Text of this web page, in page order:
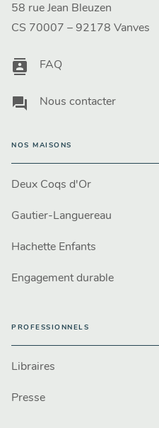
58 rue Jean Bleuzen
CS 70007 – 92178 Vanves
contacts FAQ
question_answer Nous contacter
NOS MAISONS
Deux Coqs d'Or
Gautier-Languereau
Hachette Enfants
Engagement durable
PROFESSIONNELS
Libraires
Presse